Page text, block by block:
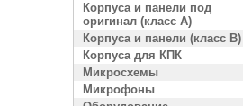
Корпуса и панели под
оригинал (класс A)
Корпуса и панели (класс B)
Корпуса для КПК
Микросхемы
Микрофоны